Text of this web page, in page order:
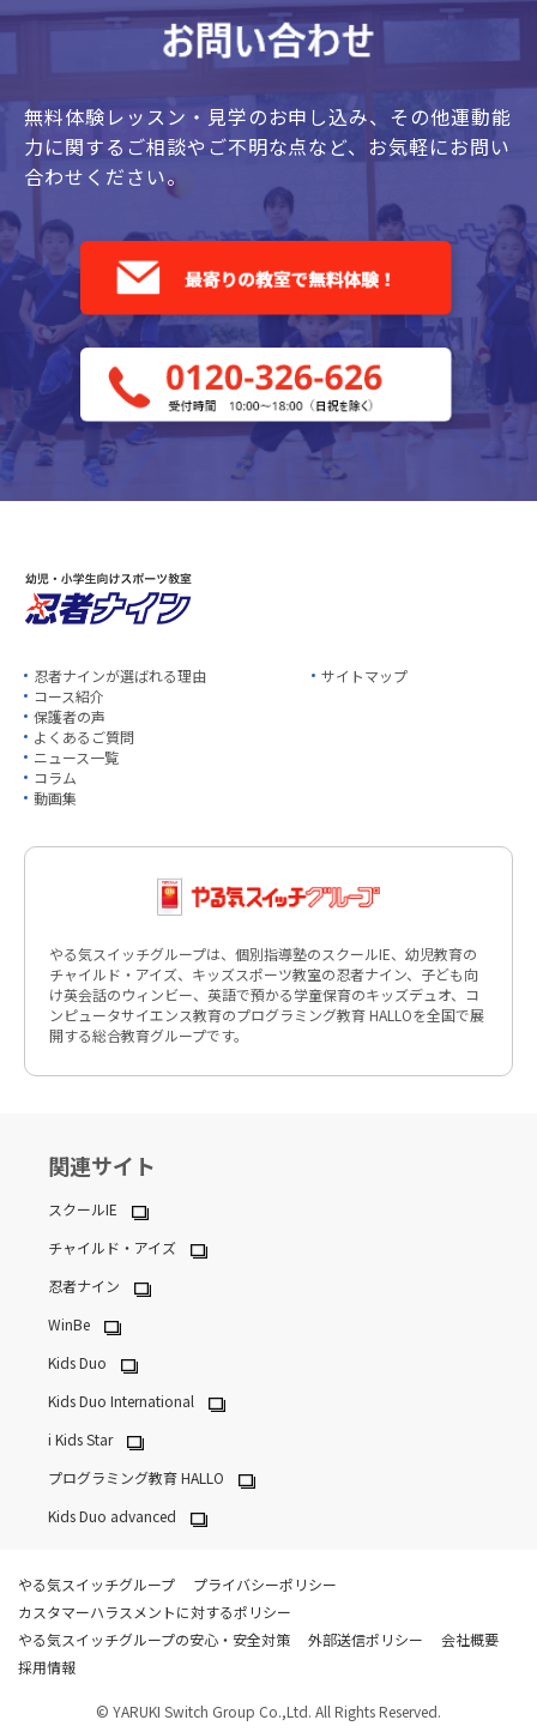
無料体験レッスン・見学のお申し込み、 その他運動能
力に関するご相談やご不明な点など、 お気軽にお問い
合わせください。
忍者ナインが選ばれる理由
コース紹介
保護者の声
よくあるご質問
ニュース一覧
コラム
動画集
サイトマップ
やる気スイッチグループは、個別指導塾のスクールIE、幼児教育の
チャイルド・アイズ、キッズスポーツ教室の忍者ナイン、子ども向
け英会話のウィンビー、英語で預かる学童保育のキッズデュオ、コ
ンピュータサイエンス教育のプログラミング教育 HALLOを全国で展
開する総合教育グループです。
関連サイト
スクールIE
チャイルド・アイズ
忍者ナイン
WinBe
Kids Duo
Kids Duo International
i Kids Star
プログラミング教育 HALLO
Kids Duo advanced
やる気スイッチグループ
プライバシーポリシー
カスタマーハラスメントに対するポリシー
やる気スイッチグループの安心・安全対策
外部送信ポリシー
会社概要
採用情報
© YARUKI Switch Group Co.,Ltd. All Rights Reserved.